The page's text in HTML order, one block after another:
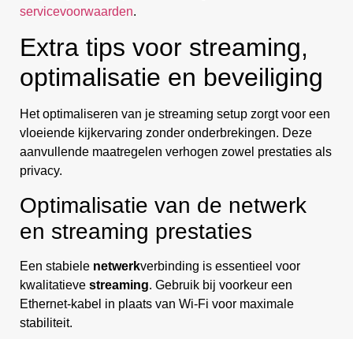
servicevoorwaarden.
Extra tips voor streaming,
optimalisatie en beveiliging
Het optimaliseren van je streaming setup zorgt voor een
vloeiende kijkervaring zonder onderbrekingen. Deze
aanvullende maatregelen verhogen zowel prestaties als
privacy.
Optimalisatie van de netwerk
en streaming prestaties
Een stabiele netwerkverbinding is essentieel voor
kwalitatieve streaming. Gebruik bij voorkeur een
Ethernet-kabel in plaats van Wi-Fi voor maximale
stabiliteit.